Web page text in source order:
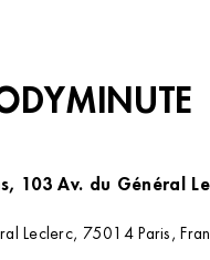
Av. du Général
75014 Paris,